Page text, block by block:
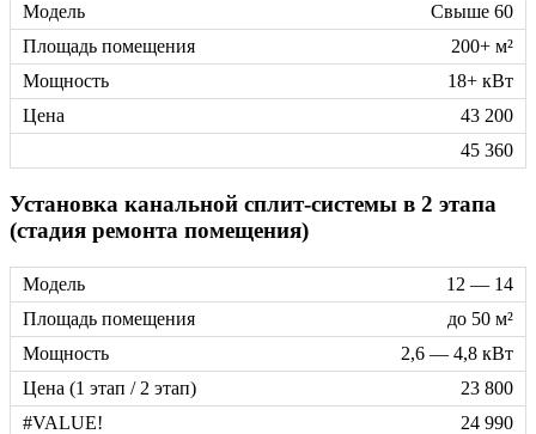
Свыше 60
200+ м²
18+ кВт
43 200
45 360
Установка канальной сплит-системы в 2 этапа
(стадия ремонта помещения)
12 — 14
до 50 м²
2,6 — 4,8 кВт
23 800
24 990